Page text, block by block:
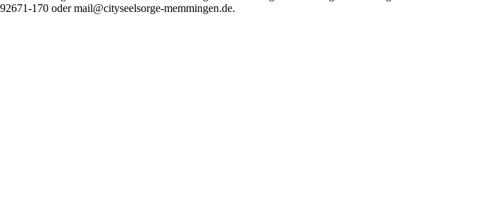
170 oder mail@cityseelsorge-memmingen.de.